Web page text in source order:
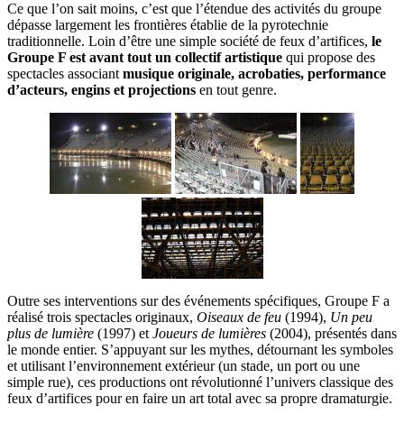
Ce que l’on sait moins, c’est que l’étendue des activités du groupe
dépasse largement les frontières établie de la pyrotechnie
traditionnelle. Loin d’être une simple société de feux d’artifices, le
Groupe F est avant tout un collectif artistique qui propose des
spectacles associant musique originale, acrobaties, performance
d’acteurs, engins et projections en tout genre.
Outre ses interventions sur des événements spécifiques, Groupe F a
réalisé trois spectacles originaux, Oiseaux de feu (1994), Un peu
plus de lumière (1997) et Joueurs de lumières (2004), présentés dans
le monde entier. S’appuyant sur les mythes, détournant les symboles
et utilisant l’environnement extérieur (un stade, un port ou une
simple rue), ces productions ont révolutionné l’univers classique des
feux d’artifices pour en faire un art total avec sa propre dramaturgie.